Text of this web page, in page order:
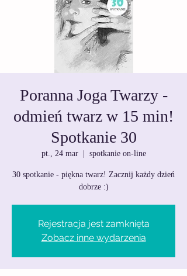
Poranna Joga Twarzy -
odmień twarz w 15 min!
Spotkanie 30
pt., 24 mar
  |
spotkanie on-line
30 spotkanie - piękna twarz! Zacznij każdy dzień
dobrze :)
Rejestracja jest zamknięta
Zobacz inne wydarzenia